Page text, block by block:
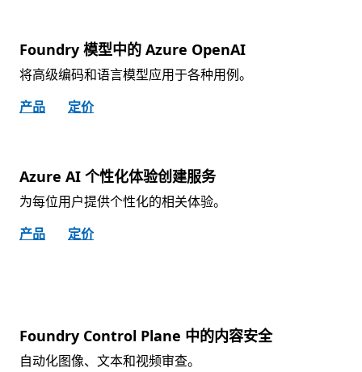
Foundry 模型中的 Azure OpenAI
将高级编码和语言模型应用于各种用例。
产品
定价
Azure AI 个性化体验创建服务
为每位用户提供个性化的相关体验。
产品
定价
Foundry Control Plane 中的内容安全
自动化图像、文本和视频审查。